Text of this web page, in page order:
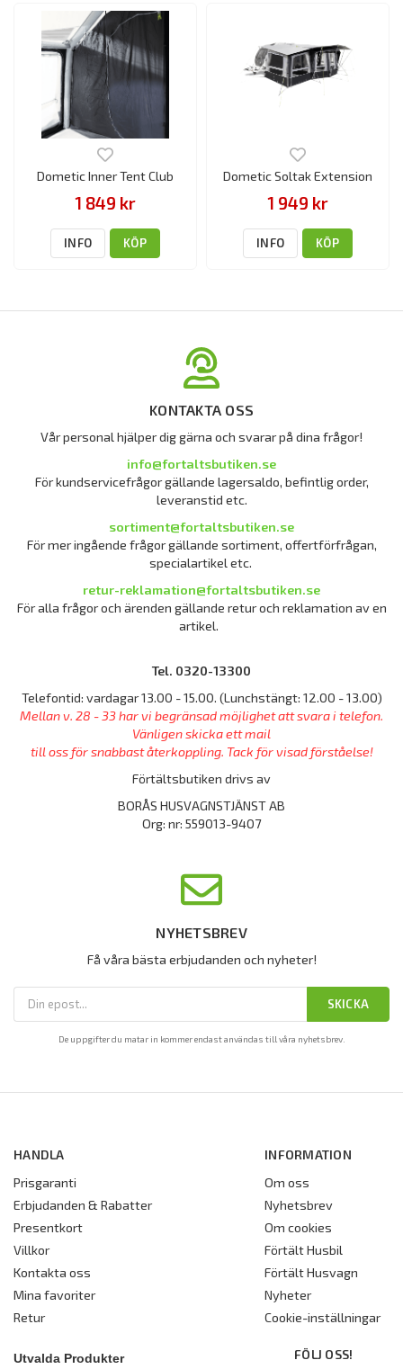
Dometic Inner Tent Club
1 849 kr
INFO KÖP
Dometic Soltak Extension
1 949 kr
INFO KÖP
KONTAKTA OSS
Vår personal hjälper dig gärna och svarar på dina frågor!
info@fortaltsbutiken.se
För kundservicefrågor gällande lagersaldo, befintlig order,
leveranstid etc.
sortiment@fortaltsbutiken.se
För mer ingående frågor gällande sortiment, offertförfrågan,
specialartikel etc.
retur-reklamation@fortaltsbutiken.se
För alla frågor och ärenden gällande retur och reklamation av en
artikel.
Tel. 0320-13300
Telefontid: vardagar 13.00 - 15.00. (Lunchstängt: 12.00 - 13.00)
Mellan v. 28 - 33 har vi begränsad möjlighet att svara i telefon.
Vänligen skicka ett mail
till oss för snabbast återkoppling. Tack för visad förståelse!
Förtältsbutiken drivs av
BORÅS HUSVAGNSTJÄNST AB
Org: nr: 559013-9407
NYHETSBREV
Få våra bästa erbjudanden och nyheter!
SKICKA
De uppgifter du matar in kommer endast användas till våra nyhetsbrev.
HANDLA
Prisgaranti
Erbjudanden & Rabatter
Presentkort
Villkor
Kontakta oss
Mina favoriter
Retur
INFORMATION
Om oss
Nyhetsbrev
Om cookies
Förtält Husbil
Förtält Husvagn
Nyheter
Cookie-inställningar
Utvalda Produkter FÖLJ OSS!